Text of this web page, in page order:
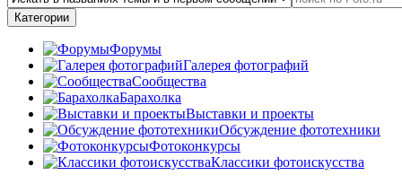
Категории
Форумы
Галерея фотографий
Сообщества
Барахолка
Выставки и проекты
Обсуждение фототехники
Фотоконкурсы
Классики фотоискусства